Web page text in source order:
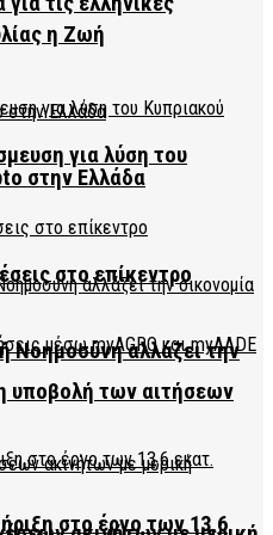
στην Ελλάδα
Νοημοσύνη αλλάζει την
στο έργο των 13,6
η Ζωή
για λύση του
στο επίκεντρο
υποβολή των αιτήσεων